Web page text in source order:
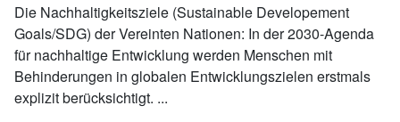
Die Nachhaltigkeitsziele (Sustainable Developement
Goals/SDG) der Vereinten Nationen: In der 2030-Agenda
für nachhaltige Entwicklung werden Menschen mit
Behinderungen in globalen Entwicklungszielen erstmals
explizit berücksichtigt. ...